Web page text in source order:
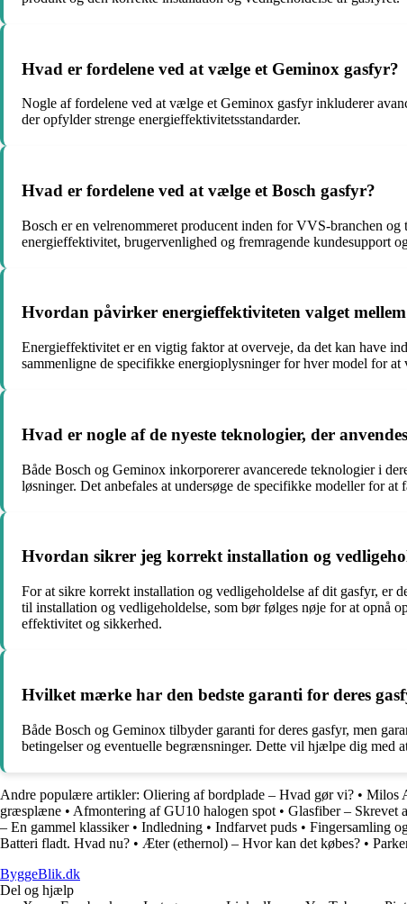
Hvad er fordelene ved at vælge et Geminox gasfyr?
Nogle af fordelene ved at vælge et Geminox gasfyr inkluderer
der opfylder strenge energieffektivitetsstandarder.
Hvad er fordelene ved at vælge et Bosch gasfyr?
Bosch er en velrenommeret producent inden for VVS-branchen
energieffektivitet, brugervenlighed og fremragende kundesupport
Hvordan påvirker energieffektiviteten valget
Energieffektivitet er en vigtig faktor at overveje, da det kan have
sammenligne de specifikke energioplysninger for hver model for
Hvad er nogle af de nyeste teknologier, der
Både Bosch og Geminox inkorporerer avancerede teknologier i
løsninger. Det anbefales at undersøge de specifikke modeller for
Hvordan sikrer jeg korrekt installation og
For at sikre korrekt installation og vedligeholdelse af dit gasfyr, er
til installation og vedligeholdelse, som bør følges nøje for at opnå
effektivitet og sikkerhed.
Hvilket mærke har den bedste garanti for deres
Både Bosch og Geminox tilbyder garanti for deres gasfyr, men
betingelser og eventuelle begrænsninger. Dette vil hjælpe dig
Andre populære artikler: Oliering af bordplade – Hvad gør vi? • Milos
græsplæne • Afmontering af GU10 halogen spot • Glasfiber – Skrevet
– En gammel klassiker• Indledning • Indfarvet puds • Fingersamling
Batteri fladt. Hvad nu? • Æter (ethernol) – Hvor kan det købes? •
ByggeBlik.dk
Del og hjælp